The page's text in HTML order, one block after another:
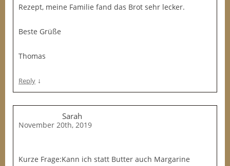
Rezept, meine Familie fand das Brot sehr lecker.
Beste Grüße
Thomas
Reply ↓
Sarah
November 20th, 2019
Kurze Frage:Kann ich statt Butter auch Margarine